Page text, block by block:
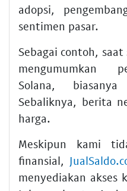
adopsi,
sentimen pasar.
Sebagai contoh,
mengumumkan
Solana,
Sebaliknya, berita
harga.
Meskipun kami
finansial,
menyediakan akses